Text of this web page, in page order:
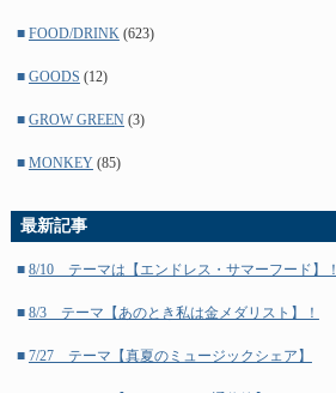
■ 2023年12月(4)
■ 2023年11月(5)
■ 2023年10月(4)
■ 2023年9月(5)
■ FOOD/DRINK(623)
■ GOODS (12)
■ GROW GREEN(3)
■ MONKEY(85)
最新記事
■ 8/10 テーマは【エンドレス・サマーフード】！
■ 8/3 テーマ【あのとき私は金メダリスト】！
■ 7/27 テーマ【真夏のミュージックシェア】